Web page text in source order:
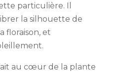
particulière. Il
la silhouette de
floraison, et
au cœur de la plante